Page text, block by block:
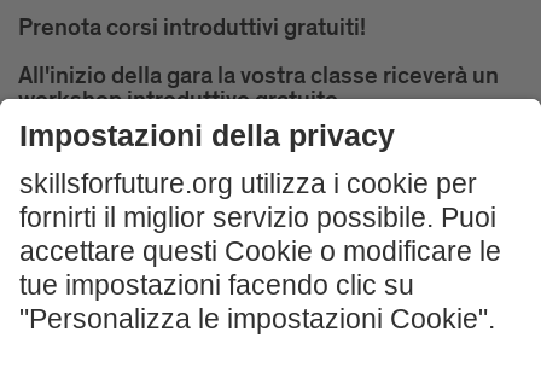
Prenota corsi introduttivi gratuiti!
All'inizio della gara la vostra classe riceverà un
workshop introduttivo gratuito.
Impressum und Nutzungshinweis